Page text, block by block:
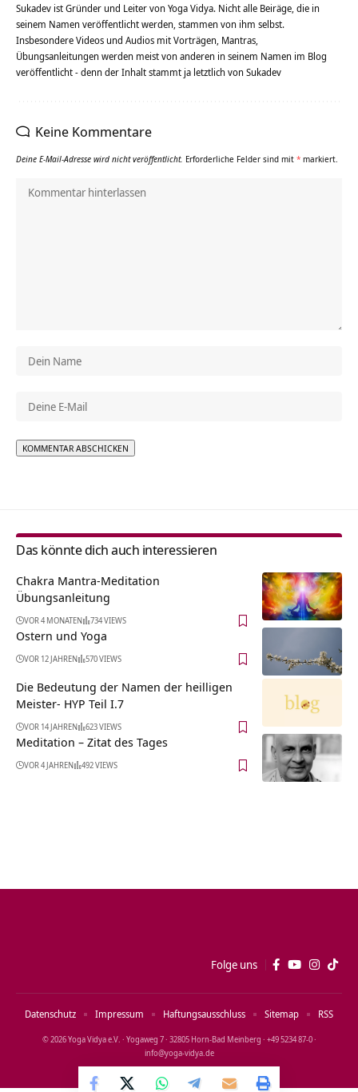
Sukadev ist Gründer und Leiter von Yoga Vidya. Nicht alle Beiräge, die in
seinem Namen veröffentlicht werden, stammen von ihm selbst.
Insbesondere Videos und Audios mit Vorträgen, Mantras,
Übungsanleitungen werden meist von anderen in seinem Namen im Blog
veröffentlicht - denn der Inhalt stammt ja letztlich von Sukadev
Keine Kommentare
Deine E-Mail-Adresse wird nicht veröffentlicht. Erforderliche Felder sind mit * markiert.
Das könnte dich auch interessieren
Chakra Mantra-Meditation
Übungsanleitung
VOR 4 MONATEN 734 VIEWS
Ostern und Yoga
VOR 12 JAHREN 570 VIEWS
Die Bedeutung der Namen der heilligen
Meister- HYP Teil I.7
VOR 14 JAHREN 623 VIEWS
Meditation – Zitat des Tages
VOR 4 JAHREN 492 VIEWS
Folge uns
© 2026 Yoga Vidya e.V. · Yogaweg 7 · 32805 Horn‑Bad Meinberg · +49 5234 87‑0 ·
info@yoga‑vidya.de
Datenschutz Impressum Haftungsausschluss Sitemap RSS